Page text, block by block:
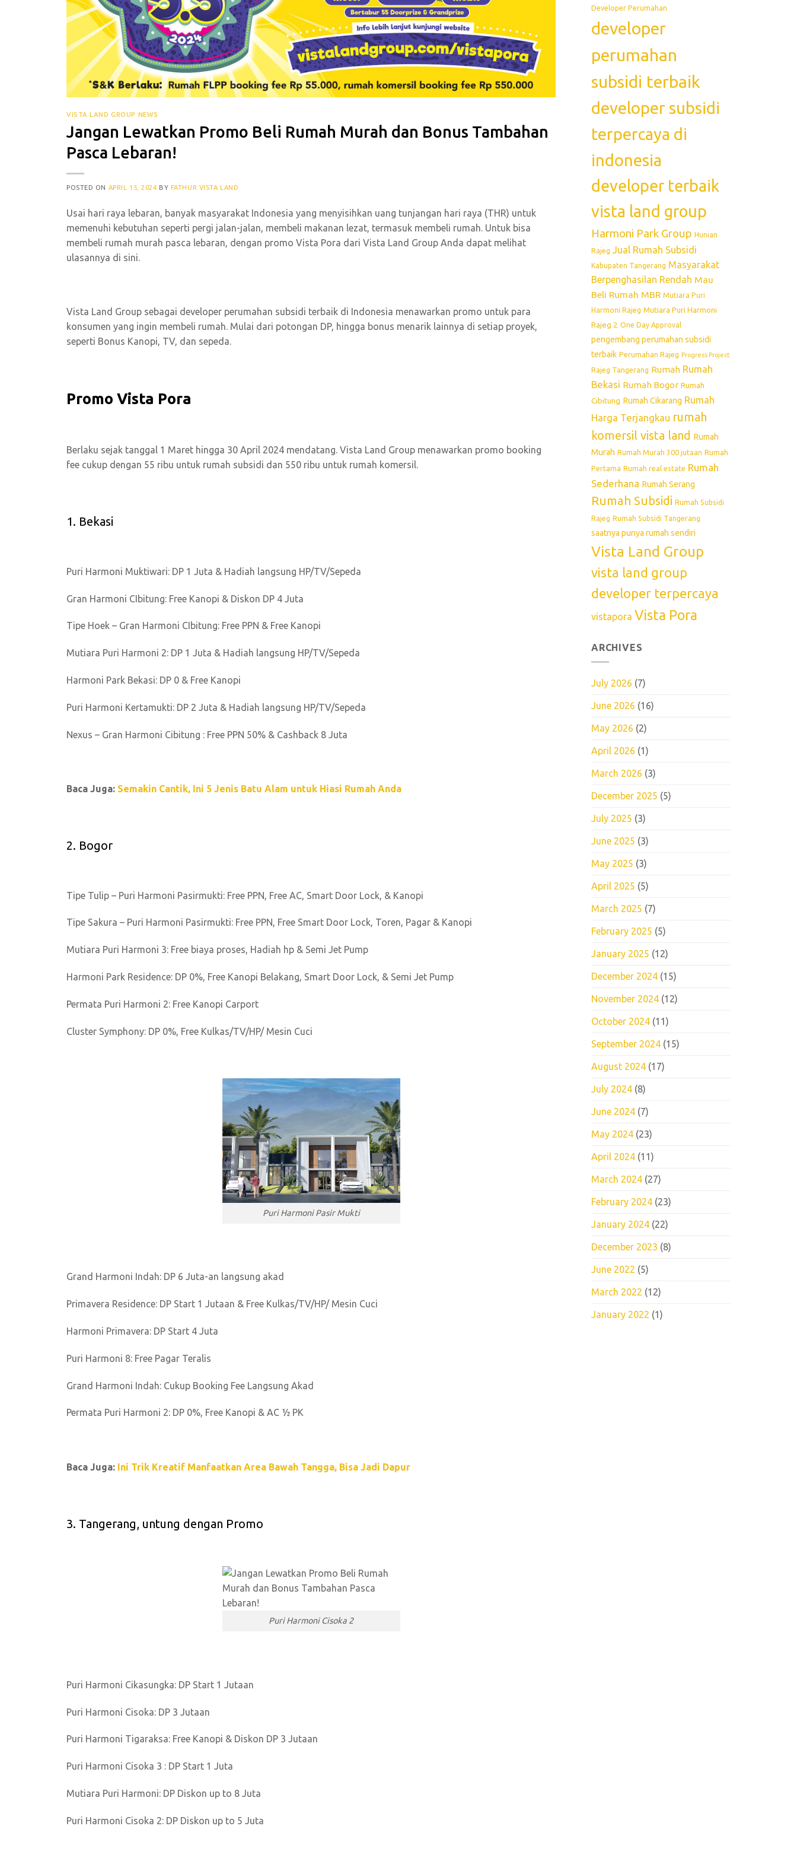
VISTA LAND GROUP NEWS
Jangan Lewatkan Promo Beli Rumah Murah dan Bonus Tambahan
Pasca Lebaran!
POSTED ON APRIL 15, 2024 BY FATHUR VISTA LAND
Usai hari raya lebaran, banyak masyarakat Indonesia yang menyisihkan uang tunjangan hari raya (THR) untuk
memenuhi kebutuhan seperti pergi jalan-jalan, membeli makanan lezat, termasuk membeli rumah. Untuk bisa
membeli rumah murah pasca lebaran, dengan promo Vista Pora dari Vista Land Group Anda dapat melihat
ulasannya di sini.
Vista Land Group sebagai developer perumahan subsidi terbaik di Indonesia menawarkan promo untuk para
konsumen yang ingin membeli rumah. Mulai dari potongan DP, hingga bonus menarik lainnya di setiap proyek,
seperti Bonus Kanopi, TV, dan sepeda.
Promo Vista Pora
Berlaku sejak tanggal 1 Maret hingga 30 April 2024 mendatang. Vista Land Group menawarkan promo booking
fee cukup dengan 55 ribu untuk rumah subsidi dan 550 ribu untuk rumah komersil.
1. Bekasi
Puri Harmoni Muktiwari: DP 1 Juta & Hadiah langsung HP/TV/Sepeda
Gran Harmoni CIbitung: Free Kanopi & Diskon DP 4 Juta
Tipe Hoek – Gran Harmoni CIbitung: Free PPN & Free Kanopi
Mutiara Puri Harmoni 2: DP 1 Juta & Hadiah langsung HP/TV/Sepeda
Harmoni Park Bekasi: DP 0 & Free Kanopi
Puri Harmoni Kertamukti: DP 2 Juta & Hadiah langsung HP/TV/Sepeda
Nexus – Gran Harmoni Cibitung : Free PPN 50% & Cashback 8 Juta
Baca Juga: Semakin Cantik, Ini 5 Jenis Batu Alam untuk Hiasi Rumah Anda
2. Bogor
Tipe Tulip – Puri Harmoni Pasirmukti: Free PPN, Free AC, Smart Door Lock, & Kanopi
Tipe Sakura – Puri Harmoni Pasirmukti: Free PPN, Free Smart Door Lock, Toren, Pagar & Kanopi
Mutiara Puri Harmoni 3: Free biaya proses, Hadiah hp & Semi Jet Pump
Harmoni Park Residence: DP 0%, Free Kanopi Belakang, Smart Door Lock, & Semi Jet Pump
Permata Puri Harmoni 2: Free Kanopi Carport
Cluster Symphony: DP 0%, Free Kulkas/TV/HP/ Mesin Cuci
Puri Harmoni Pasir Mukti
Grand Harmoni Indah: DP 6 Juta-an langsung akad
Primavera Residence: DP Start 1 Jutaan & Free Kulkas/TV/HP/ Mesin Cuci
Harmoni Primavera: DP Start 4 Juta
Puri Harmoni 8: Free Pagar Teralis
Grand Harmoni Indah: Cukup Booking Fee Langsung Akad
Permata Puri Harmoni 2: DP 0%, Free Kanopi & AC ½ PK
Baca Juga: Ini Trik Kreatif Manfaatkan Area Bawah Tangga, Bisa Jadi Dapur
3. Tangerang, untung dengan Promo
Puri Harmoni Cisoka 2
Puri Harmoni Cikasungka: DP Start 1 Jutaan
Puri Harmoni Cisoka: DP 3 Jutaan
Puri Harmoni Tigaraksa: Free Kanopi & Diskon DP 3 Jutaan
Puri Harmoni Cisoka 3 : DP Start 1 Juta
Mutiara Puri Harmoni: DP Diskon up to 8 Juta
Puri Harmoni Cisoka 2: DP Diskon up to 5 Juta
Developer Perumahan
developer
perumahan
subsidi terbaik
developer subsidi
terpercaya di
indonesia
developer terbaik
vista land group
Harmoni Park Group Hunian
Rajeg Jual Rumah Subsidi
Kabupaten Tangerang Masyarakat
Berpenghasilan Rendah Mau
Beli Rumah MBR Mutiara Puri
Harmoni Rajeg Mutiara Puri Harmoni
Rajeg 2 One Day Approval
pengembang perumahan subsidi
terbaik Perumahan Rajeg Progress Project
Rajeg Tangerang Rumah Rumah
Bekasi Rumah Bogor Rumah
Cibitung Rumah Cikarang Rumah
Harga Terjangkau rumah
komersil vista land Rumah
Murah Rumah Murah 300 jutaan Rumah
Pertama Rumah real estate Rumah
Sederhana Rumah Serang
Rumah Subsidi Rumah Subsidi
Rajeg Rumah Subsidi Tangerang
saatnya punya rumah sendiri
Vista Land Group
vista land group
developer terpercaya
vistapora Vista Pora
ARCHIVES
July 2026 (7)
June 2026 (16)
May 2026 (2)
April 2026 (1)
March 2026 (3)
December 2025 (5)
July 2025 (3)
June 2025 (3)
May 2025 (3)
April 2025 (5)
March 2025 (7)
February 2025 (5)
January 2025 (12)
December 2024 (15)
November 2024 (12)
October 2024 (11)
September 2024 (15)
August 2024 (17)
July 2024 (8)
June 2024 (7)
May 2024 (23)
April 2024 (11)
March 2024 (27)
February 2024 (23)
January 2024 (22)
December 2023 (8)
June 2022 (5)
March 2022 (12)
January 2022 (1)